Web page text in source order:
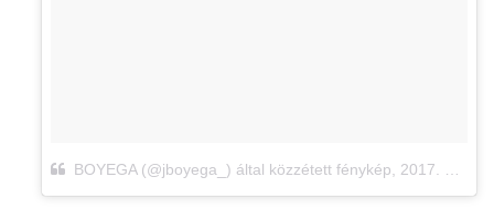
BOYEGA (@jboyega_) által közzétett fénykép 2017. Jan 20., 04:01 PST